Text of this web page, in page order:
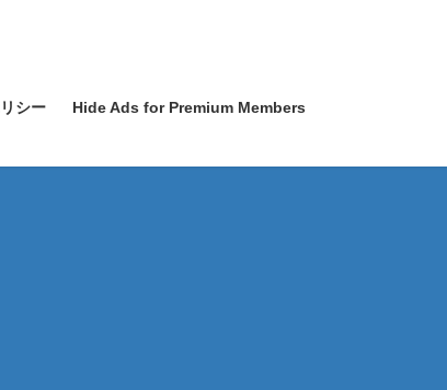
シー Hide Ads for Premium Members